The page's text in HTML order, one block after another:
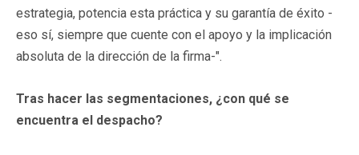
estrategia, potencia esta práctica y su garantía de éxito -
eso sí, siempre que cuente con el apoyo y la implicación
absoluta de la dirección de la firma-".
Tras hacer las segmentaciones, ¿con qué se
encuentra el despacho?